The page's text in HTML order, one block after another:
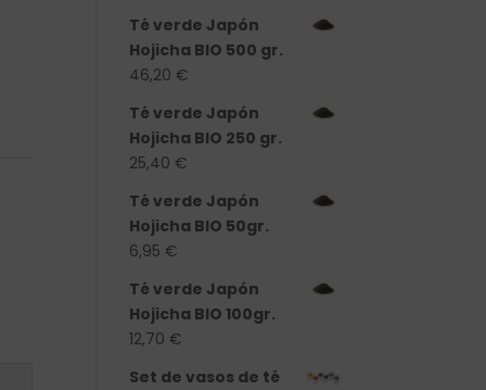
Té verde Japón
Hojicha BIO 500 gr.
46,20 €
Té verde Japón
Hojicha BIO 250 gr.
25,40 €
Té verde Japón
Hojicha BIO 50gr.
6,95 €
Té verde Japón
Hojicha BIO 100gr.
12,70 €
Set de vasos de té